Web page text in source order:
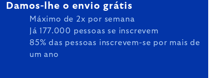
Damos-lhe o envio grátis
Máximo de 2x por semana
Já 177.000 pessoas se inscrevem
85% das pessoas inscrevem-se por mais de
um ano